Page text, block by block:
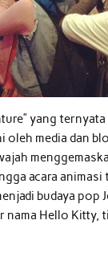
yang
oleh media dan
acara
budaya pop
Hello Kitty,